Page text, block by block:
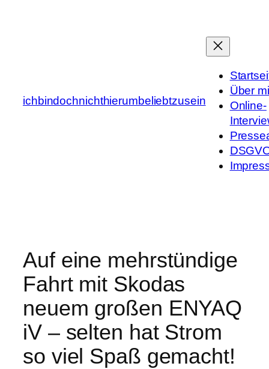
ichbindochnichthierumbeliebtzusein
Über
Online-
Auf eine mehrstündige
Fahrt mit Skodas
neuem großen ENYAQ
iV – selten hat Strom
so viel Spaß gemacht!